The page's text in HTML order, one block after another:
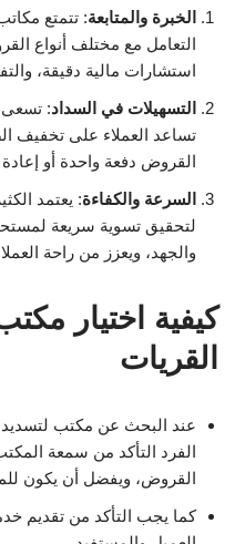
الخبرة والمتابعة: تتمتع
التعامل مع مختلف أنواع
استشارات مالية دقيقة،
التسهيلات في السداد: تسعى
تساعد العملاء على تخفيف
القروض دفعة واحدة أو
السرعة والكفاءة: يعتمد
لتحقيق تسوية سريعة
والجهد، ويعزز من راحة
كيفية اختيار
القريات
عند البحث عن مكتب
الفرد التأكد من سمعة
القروض، ويفضل أن يكون
كما يجب التأكد من تقديم